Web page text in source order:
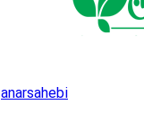
anarsahebi